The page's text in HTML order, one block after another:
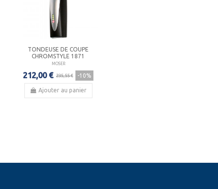
TONDEUSE DE COUPE
CHROMSTYLE 1871
MOSER
212,00 € 235,55 € -10%
Ajouter au panier